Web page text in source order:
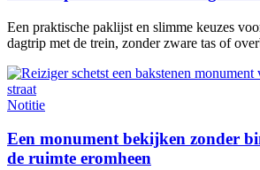
Een praktische paklijst en slimme keuzes
dagtrip met de trein, zonder zware tas of
Notitie
Een monument bekijken zonder
de ruimte eromheen